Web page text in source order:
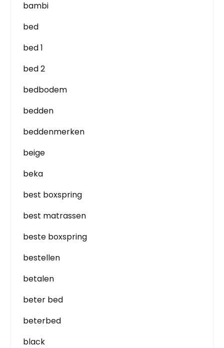
bambi
bed
bed 1
bed 2
bedbodem
bedden
beddenmerken
beige
beka
best boxspring
best matrassen
beste boxspring
bestellen
betalen
beter bed
beterbed
black